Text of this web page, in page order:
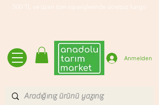
500 TL ve üzeri tüm siparişlerinde ücretsiz kargo
Anmelden